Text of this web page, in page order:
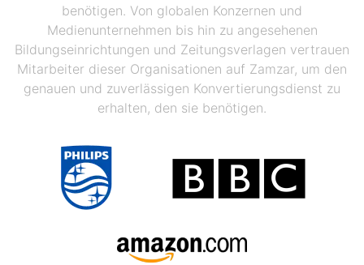
benötigen. Von globalen Konzernen und
Medienunternehmen bis hin zu angesehenen
Bildungseinrichtungen und Zeitungsverlagen vertrauen
Mitarbeiter dieser Organisationen auf Zamzar, um den
genauen und zuverlässigen Konvertierungsdienst zu
erhalten, den sie benötigen.